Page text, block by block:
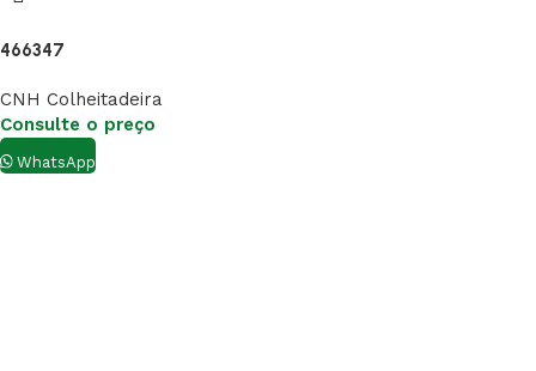
466347
CNH Colheitadeira
Consulte o preço
WhatsApp